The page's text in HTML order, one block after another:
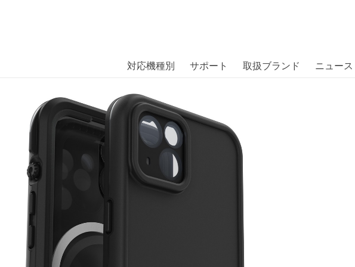
には、日本では珍しい「海外ブランド」をはじめ「ユニークな商品」「機能的
対応機種別 サポート 取扱ブランド ニュー